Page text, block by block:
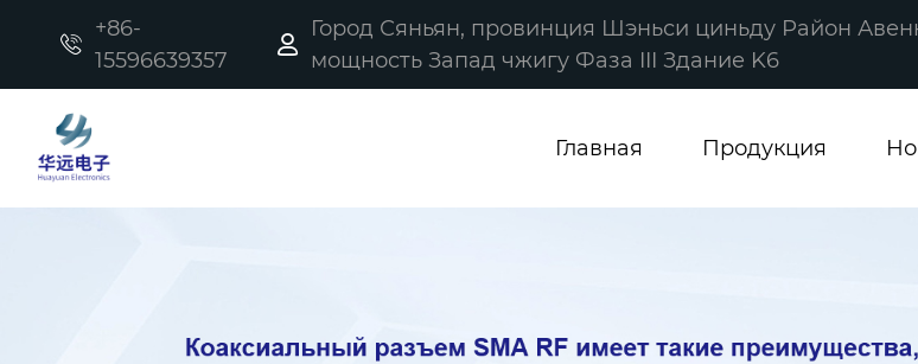

+86-
15596639357

Город Сяньян, провинция Шэньси циньду Район
мощность Запад чжигу Фаза III Здание K6
Главная Продукция